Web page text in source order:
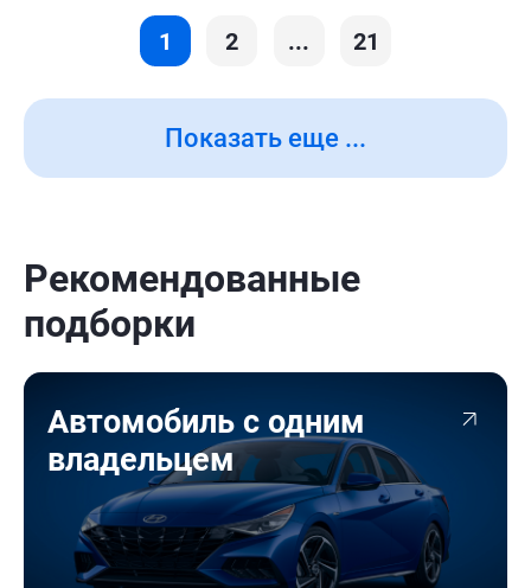
Показать еще ...
1 2 ... 21
Рекомендованные
подборки
Автомобиль с одним
владельцем